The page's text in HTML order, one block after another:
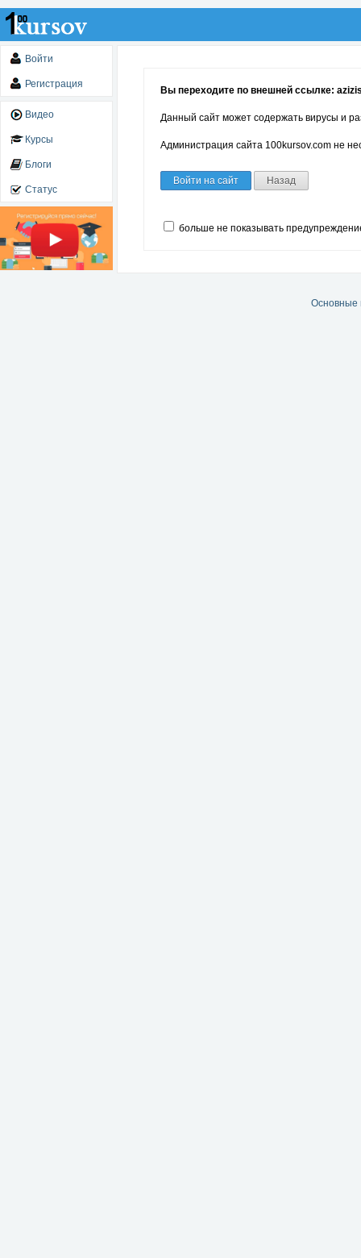
Войти
Регистрация
Видео
Курсы
Блоги
Статус
Вы переходите по внешней ссылке:
Данный сайт может содержать вирусы и
Администрация сайта 100kursov.com не
Войти на сайт Назад
больше не показывать
Основные